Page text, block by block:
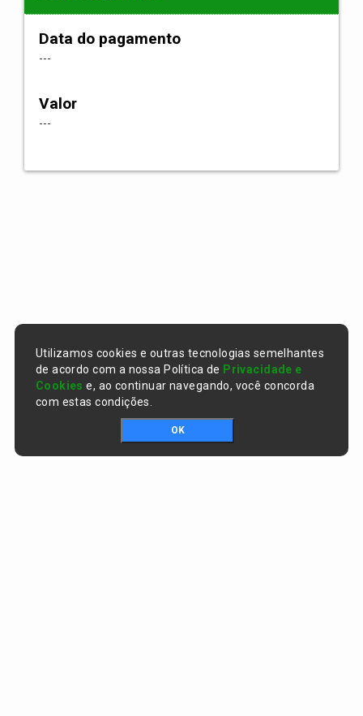
Data do pagamento
---
Valor
---
Utilizamos cookies e outras tecnologias semelhantes
de acordo com a nossa Política de Privacidade e
Cookies e, ao continuar navegando, você concorda
com estas condições.
OK